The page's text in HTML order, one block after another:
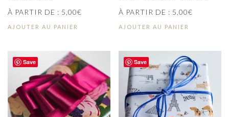
À PARTIR DE : 5,00€
AJOUTER AU PANIER
À PARTIR DE : 5,00€
AJOUTER AU PANIER
Save Save